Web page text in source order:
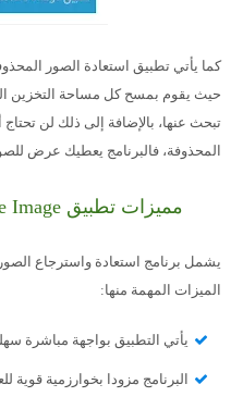
كما يأتي تطبيق استعادة الصور
حيث يقوم بمسح كل مساحة التخزين
تبحث عنها، بالإضافة إلى ذلك لن
المحذوفة، فالبرنامج يعطيك عرض
مميزات تطبيق Photo Recovery Restore Image
الميزات المهمة منها:
يأتي التطبيق بواجهة مباشرة
البرنامج مزودا بخوارزمية قوية